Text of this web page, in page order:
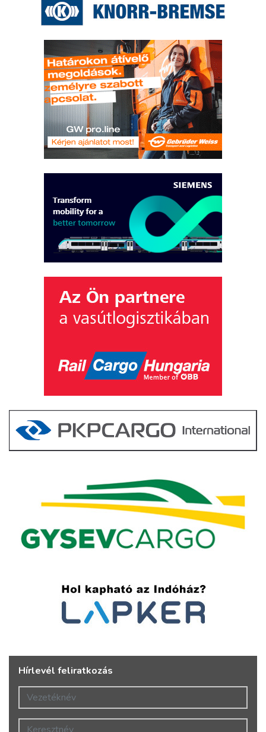
Hírlevél feliratkozás
Vezetéknév
Keresztnév